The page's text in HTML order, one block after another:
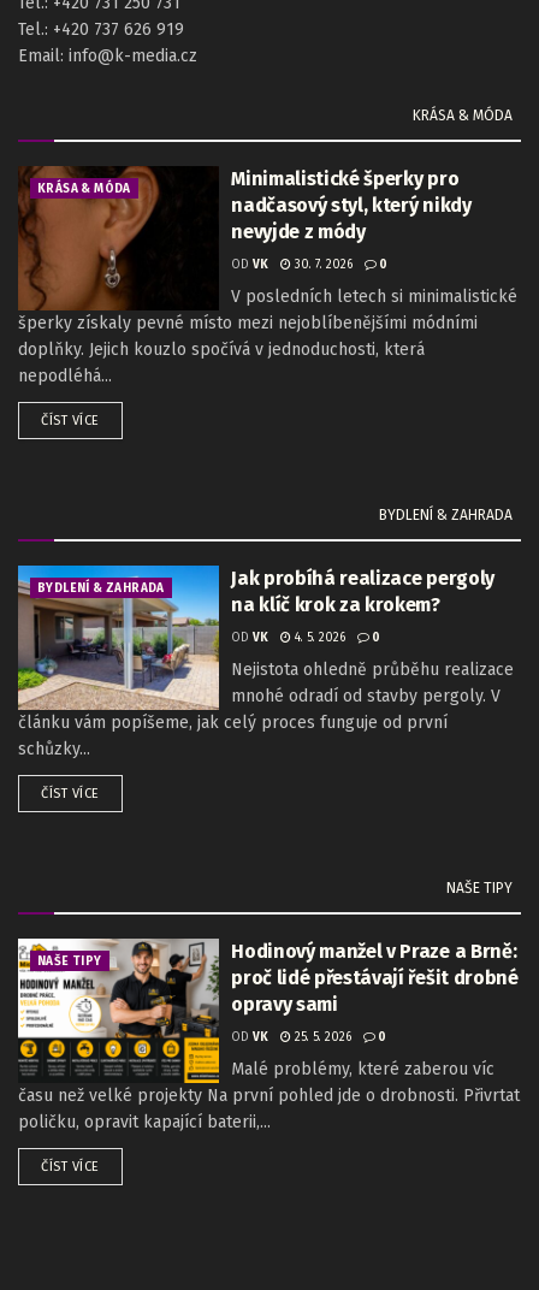
Tel.: +420 737 626 919
Email: info@k-media.cz
KRÁSA & MÓDA
KRÁSA & MÓDA
Minimalistické šperky pro
nadčasový styl, který nikdy
nevyjde z módy
OD VK 30. 7. 2026 0
V posledních letech si minimalistické
šperky získaly pevné místo mezi nejoblíbenějšími módními
doplňky. Jejich kouzlo spočívá v jednoduchosti, která
nepodléhá...
ČÍST VÍCE
BYDLENÍ & ZAHRADA
BYDLENÍ & ZAHRADA
Jak probíhá realizace pergoly
na klíč krok za krokem?
OD VK 4. 5. 2026 0
Nejistota ohledně průběhu realizace
mnohé odradí od stavby pergoly. V
článku vám popíšeme, jak celý proces funguje od první
schůzky...
ČÍST VÍCE
NAŠE TIPY
NAŠE TIPY
Hodinový manžel v Praze a Brně:
proč lidé přestávají řešit drobné
opravy sami
OD VK 25. 5. 2026 0
Malé problémy, které zaberou víc
času než velké projekty Na první pohled jde o drobnosti. Přivrtat
poličku, opravit kapající baterii,...
ČÍST VÍCE